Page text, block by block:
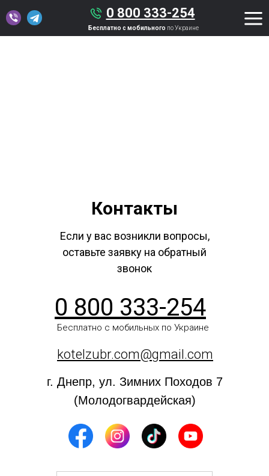
0 800 333-254
Бесплатно с мобильного по Украине
Контакты
Если у вас возникли вопросы,
оставьте заявку на обратный
звонок
0 800 333-254
г. Днепр, ул. Зимних Походов 7
(Молодогвардейская)
Бесплатно с мобильных по Украине
kotelzubr.com@gmail.com